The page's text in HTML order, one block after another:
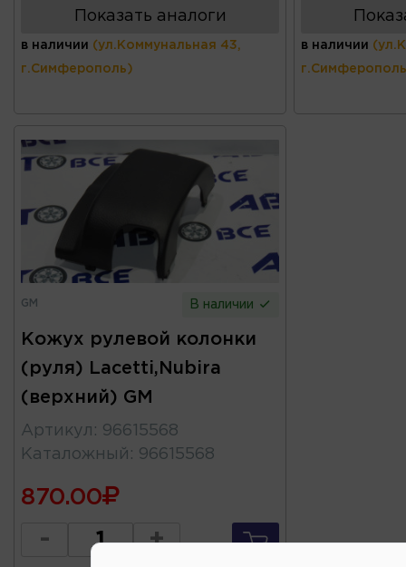
Показать аналоги
в наличии (ул.Коммунальная 43,
г.Симферополь)
в наличии
GM В наличии
Кожух рулевой колонки
(руля) Lacetti,Nubira
(верхний) GM
Артикул : 96615568
Каталожный : 96615568
870.00
- +